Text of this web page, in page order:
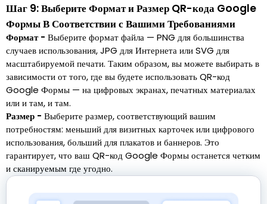
Шаг 9: Выберите Формат и Размер QR-кода Google
Формы В Соответствии с Вашими Требованиями
Формат - Выберите формат файла — PNG для большинства
случаев использования, JPG для Интернета или SVG для
масштабируемой печати. Таким образом, вы можете выбирать в
зависимости от того, где вы будете использовать QR-код
Google Формы — на цифровых экранах, печатных материалах
или и там, и там.
Размер - Выберите размер, соответствующий вашим
потребностям: меньший для визитных карточек или цифрового
использования, больший для плакатов и баннеров. Это
гарантирует, что ваш QR-код Google Формы останется четким
и сканируемым где угодно.